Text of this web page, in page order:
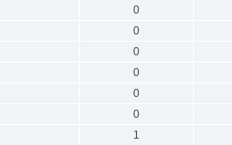
0
0
0
0
0
0
1